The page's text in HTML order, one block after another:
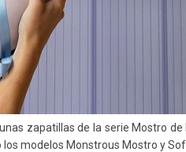
zapatillas de la serie Mostro
modelos Monstrous Mostro y